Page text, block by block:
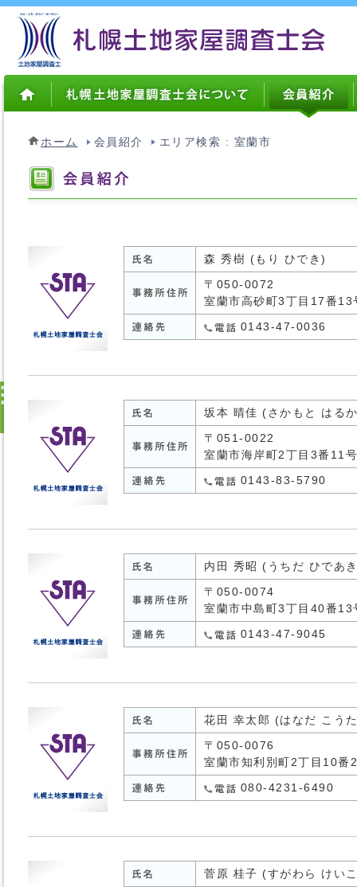
ホーム 会員紹介 エリア検索 : 室蘭市
森 秀樹 (もり ひでき)
〒050-0072
室蘭市高砂町3丁目17番13
0143-47-0036
坂本 晴佳 (さかもと はる
〒051-0022
室蘭市海岸町2丁目3番11号
0143-83-5790
内田 秀昭 (うちだ ひであ
〒050-0074
室蘭市中島町3丁目40番
0143-47-9045
花田 幸太郎 (はなだ こう
〒050-0076
室蘭市知利別町2丁目10番
080-4231-6490
菅原 桂子 (すがわら けい